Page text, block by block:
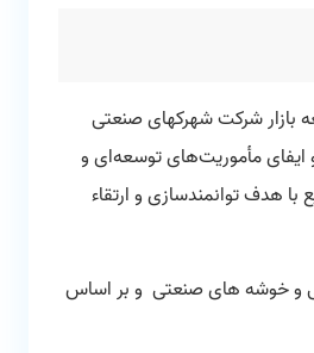
شرکت شهرکهای صنعتی
مأموریت‌های توسعه‌ای و
هدف توانمندسازی و ارتقاء
کارآفرینی و خوشه های صنعتی و بر اساس